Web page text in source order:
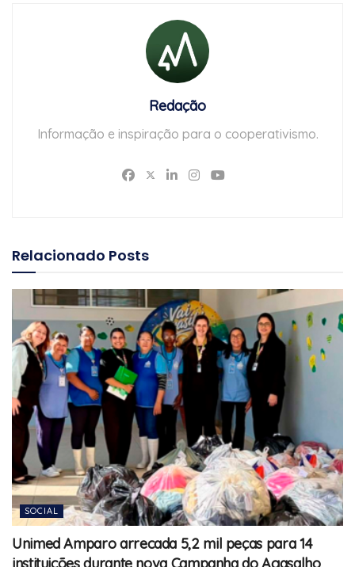
Redação
Informação e inspiração para o cooperativismo.
Relacionado Posts
SOCIAL
Unimed Amparo arrecada 5,2 mil peças para 14
instituições durante nova Campanha do Agasalho